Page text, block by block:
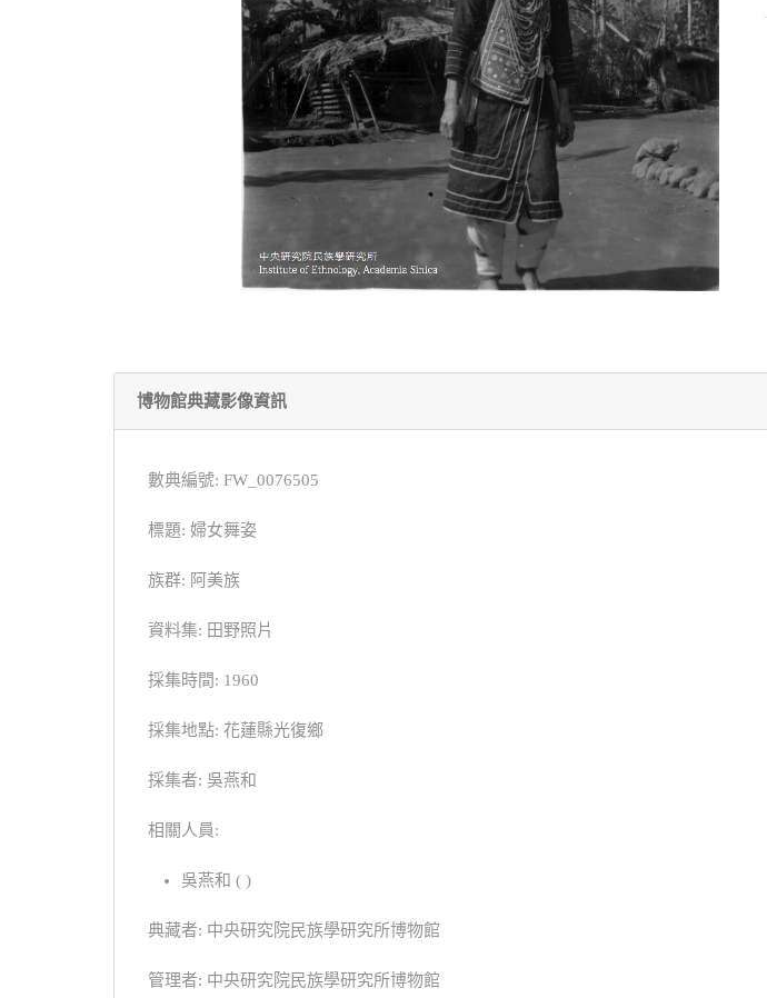
博物館典藏影像資訊
數典編號: FW_0076505
標題: 婦女舞姿
族群: 阿美族
資料集: 田野照片
採集時間: 1960
採集地點: 花蓮縣光復鄉
採集者: 吳燕和
相關人員:
吳燕和 ( )
典藏者: 中央研究院民族學研究所博物館
管理者: 中央研究院民族學研究所博物館